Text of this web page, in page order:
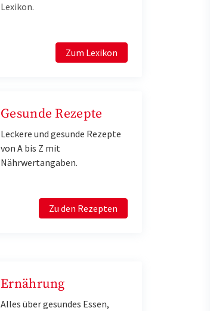
Lexikon.
Zum Lexikon
Gesunde Rezepte
Leckere und gesunde Rezepte
von A bis Z mit
Nährwertangaben.
Zu den Rezepten
Ernährung
Alles über gesundes Essen,